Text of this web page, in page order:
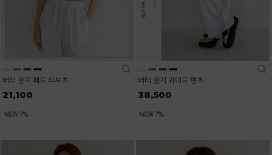
버터 골지 패드 티셔츠
21,100
버터 골지 와이드 팬츠
38,500